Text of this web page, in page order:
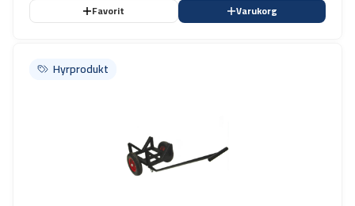
Favorit Varukorg
Hyrprodukt
Hyrprodukt